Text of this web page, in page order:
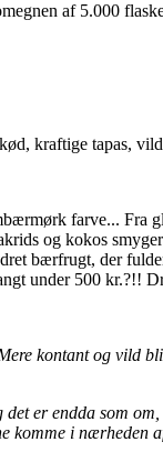
af 5.000
kraftige tapas,
farve... Fra
og kokos
bærfrugt, der
under 500 kr.?!!
kontant og vild
er endda som
komme i